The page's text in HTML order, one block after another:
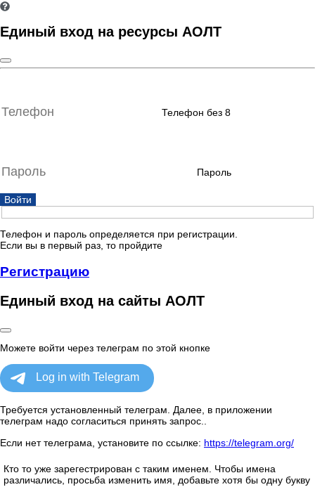
Единый вход на ресурсы АОЛТ
Телефон без 8
Пароль
Войти
Телефон и пароль определяется при регистрации.
Если вы в первый раз, то пройдите
Регистрацию
Единый вход на сайты АОЛТ
Можете войти через телеграм по этой кнопке
Требуется установленный телеграм. Далее, в приложении
телеграм надо согласиться принять запрос..
Если нет телеграма, установите по ссылке: https://telegram.org/
Кто то уже зарегестрирован с таким именем. Чтобы имена
различались, просьба изменить имя, добавьте хотя бы одну букву